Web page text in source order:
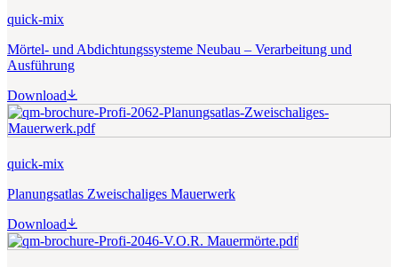
quick-mix
Mörtel- und Abdichtungssysteme Neubau – Verarbeitung und
Ausführung
Download
quick-mix
Planungsatlas Zweischaliges Mauerwerk
Download